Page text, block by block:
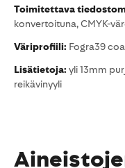
Toimitettava
konvertoituna, CMYK-
Väriprofiili: Fogra39
Lisätietoja:yli 13mm
reikävinyyli